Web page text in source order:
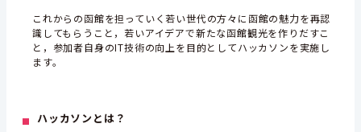
これからの函館を担っていく若い世代の方々に函館の魅力を再認
識してもらうこと，若いアイデアで新たな函館観光を作りだすこ
と，参加者自身のIT技術の向上を目的としてハッカソンを実施し
ます。
ハッカソンとは？